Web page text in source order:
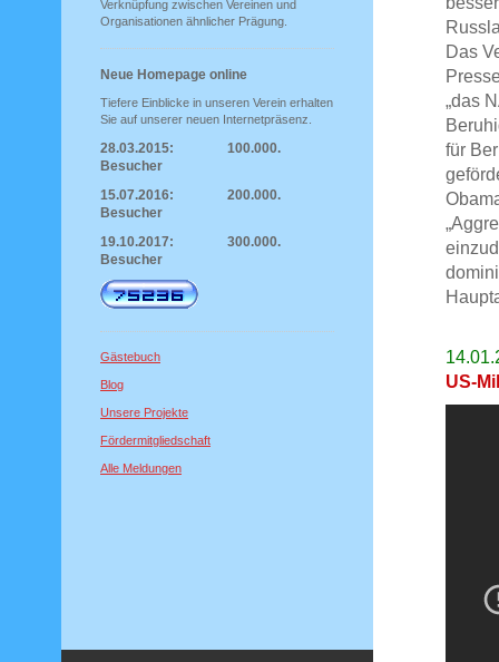
Verknüpfung zwischen Vereinen und
Organisationen ähnlicher Prägung.
Neue Homepage online
Tiefere Einblicke in unseren Verein erhalten
Sie auf unserer neuen Internetpräsenz.
28.03.2015: 100.000.
Besucher
15.07.2016: 200.000.
Besucher
19.10.2017: 300.000.
Besucher
Gästebuch
Blog
Unsere Projekte
Fördermitgliedschaft
Alle Meldungen
Das
„das
für
US-